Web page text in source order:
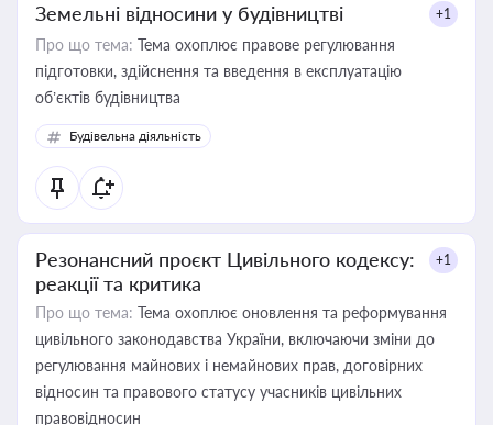
Земельні відносини у будівництві +1
Про що тема: Тема охоплює правове регулювання
підготовки, здійснення та введення в експлуатацію
об’єктів будівництва
Будівельна діяльність
Резонансний проєкт Цивільного кодексу:
реакції та критика
+1
Про що тема: Тема охоплює оновлення та реформування
цивільного законодавства України, включаючи зміни до
регулювання майнових і немайнових прав, договірних
відносин та правового статусу учасників цивільних
правовідносин